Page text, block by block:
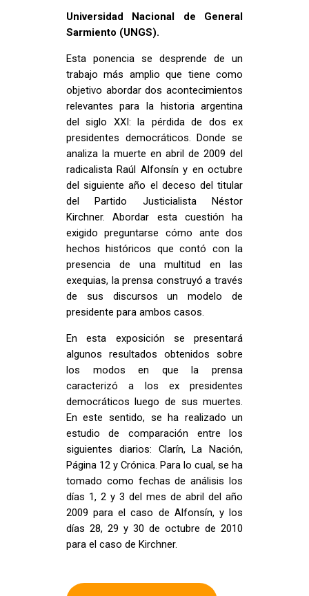
Universidad Nacional de General
Sarmiento (UNGS).
Esta ponencia se desprende de un
trabajo más amplio que tiene como
objetivo abordar dos acontecimientos
relevantes para la historia argentina
del siglo XXI: la pérdida de dos ex
presidentes democráticos. Donde se
analiza la muerte en abril de 2009 del
radicalista Raúl Alfonsín y en octubre
del siguiente año el deceso del titular
del Partido Justicialista Néstor
Kirchner. Abordar esta cuestión ha
exigido preguntarse cómo ante dos
hechos históricos que contó con la
presencia de una multitud en las
exequias, la prensa construyó a través
de sus discursos un modelo de
presidente para ambos casos.
En esta exposición se presentará
algunos resultados obtenidos sobre
los modos en que la prensa
caracterizó a los ex presidentes
democráticos luego de sus muertes.
En este sentido, se ha realizado un
estudio de comparación entre los
siguientes diarios: Clarín, La Nación,
Página 12 y Crónica. Para lo cual, se ha
tomado como fechas de análisis los
días 1, 2 y 3 del mes de abril del año
2009 para el caso de Alfonsín, y los
días 28, 29 y 30 de octubre de 2010
para el caso de Kirchner.